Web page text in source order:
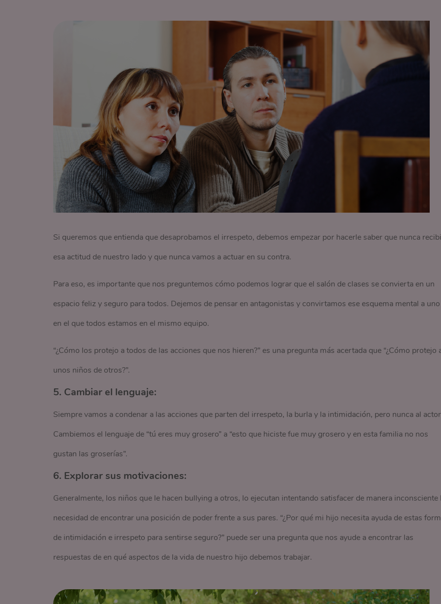
Si queremos que entienda que desaprobamos el irrespeto, debemos empezar por hacerle saber que nunca
esa actitud de nuestro lado y que nunca vamos a actuar en su contra.
Para eso, es importante que nos preguntemos cómo podemos lograr que el salón de clases se convierta en un
espacio feliz y seguro para todos. Dejemos de pensar en antagonistas y convirtamos ese esquema mental a uno
en el que todos estamos en el mismo equipo.
“¿Cómo los protejo a todos de las acciones que nos hieren?” es una pregunta más acertada que “¿Cómo protejo
unos niños de otros?”.
5. Cambiar el lenguaje:
Siempre vamos a condenar a las acciones que parten del irrespeto, la burla y la intimidación, pero nunca al
Cambiemos el lenguaje de “tú eres muy grosero” a “esto que hiciste fue muy grosero y en esta familia no nos
gustan las groserías”.
6. Explorar sus motivaciones:
Generalmente, los niños que le hacen bullying a otros, lo ejecutan intentando satisfacer de manera inconsciente
necesidad de encontrar una posición de poder frente a sus pares. “¿Por qué mi hijo necesita ayuda de estas
de intimidación e irrespeto para sentirse seguro?” puede ser una pregunta que nos ayude a encontrar las
respuestas de en qué aspectos de la vida de nuestro hijo debemos trabajar.